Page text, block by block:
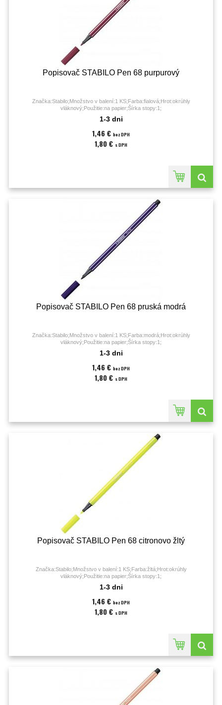
Popisovač STABILO Pen 68 purpurový
Značka:Stabilo;Množstvo v balení:1 KS;Farba:fialová;Hrot:okrúhly
vláknový;Použitie:na papier;Šírka stopy:1;
1-3 dni
1,46 € bez DPH
1,80 € s DPH
Popisovač STABILO Pen 68 pruská modrá
Značka:Stabilo;Množstvo v balení:1 KS;Farba:modrá;Hrot:okrúhly
vláknový;Použitie:na papier;Šírka stopy:1;
1-3 dni
1,46 € bez DPH
1,80 € s DPH
Popisovač STABILO Pen 68 citronovo žltý
Značka:Stabilo;Množstvo v balení:1 KS;Farba:žltá;Hrot:okrúhly
vláknový;Použitie:na papier;Šírka stopy:1;
1-3 dni
1,46 € bez DPH
1,80 € s DPH